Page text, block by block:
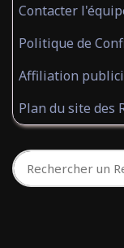
Contacter
Politique de
Affiliation
Plan du site des